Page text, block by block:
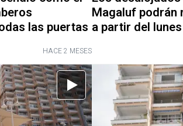
las puertas
HACE 2 MESES
Magaluf podrán
a partir del lunes